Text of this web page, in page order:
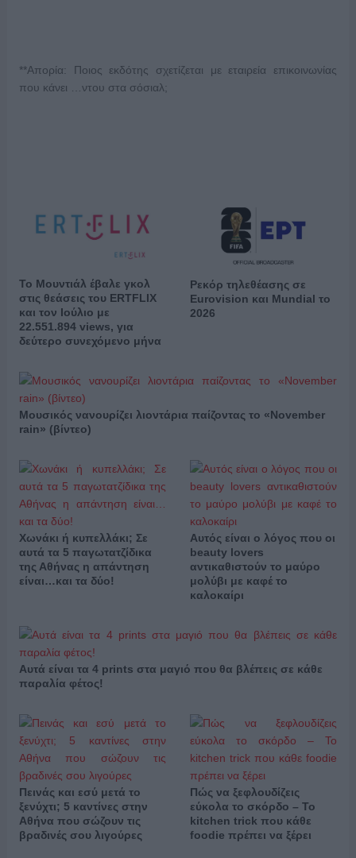
**Απορία: Ποιος εκδότης σχετίζεται με εταιρεία επικοινωνίας
που κάνει …ντου στα σόσιαλ;
Το Μουντιάλ έβαλε γκολ
στις θεάσεις του ERTFLIX
και τον Ιούλιο με
22.551.894 views, για
δεύτερο συνεχόμενο μήνα
Ρεκόρ τηλεθέασης σε
Eurovision και Mundial το
2026
Μουσικός νανουρίζει λιοντάρια παίζοντας το «November
rain» (βίντεο)
Χωνάκι ή κυπελλάκι; Σε
αυτά τα 5 παγωτατζίδικα
της Αθήνας η απάντηση
είναι…και τα δύο!
Αυτός είναι ο λόγος που οι
beauty lovers
αντικαθιστούν το μαύρο
μολύβι με καφέ το
καλοκαίρι
Αυτά είναι τα 4 prints στα μαγιό που θα βλέπεις σε κάθε
παραλία φέτος!
Πεινάς και εσύ μετά το
ξενύχτι; 5 καντίνες στην
Αθήνα που σώζουν τις
βραδινές σου λιγούρες
Πώς να ξεφλουδίζεις
εύκολα το σκόρδο – Το
kitchen trick που κάθε
foodie πρέπει να ξέρει